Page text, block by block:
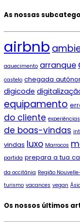
As nossas
airbnb
aquecimento arranque
castelo chegada
digicode
equipamento
do cliente experiências
de boas-vindas
vindas luxo Marrocos
partida prepara a tua
da occitânia Região
turismo vacances vegan
Os nossos últimos